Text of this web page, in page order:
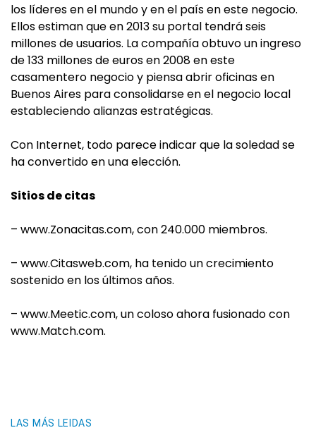
los líderes en el mundo y en el país en este negocio.
Ellos estiman que en 2013 su portal tendrá seis
millones de usuarios. La compañía obtuvo un ingreso
de 133 millones de euros en 2008 en este
casamentero negocio y piensa abrir oficinas en
Buenos Aires para consolidarse en el negocio local
estableciendo alianzas estratégicas.
Con Internet, todo parece indicar que la soledad se
ha convertido en una elección.
Sitios de citas
– www.Zonacitas.com, con 240.000 miembros.
– www.Citasweb.com, ha tenido un crecimiento
sostenido en los últimos años.
– www.Meetic.com, un coloso ahora fusionado con
www.Match.com.
LAS MÁS LEIDAS